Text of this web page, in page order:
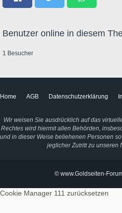
Benutzer online in diesem
1 Besucher
Home AGB Datenschutzerklärung
Wir weisen Sie ausdrücklich auf das
Rechtes wird hiermit allen Behörden,
und in dieser Weise beliehenen Personen
jeglicher Zutritt zu unseren
© www.Goldseiten-
Cookie Manager 111 zurücksetzen